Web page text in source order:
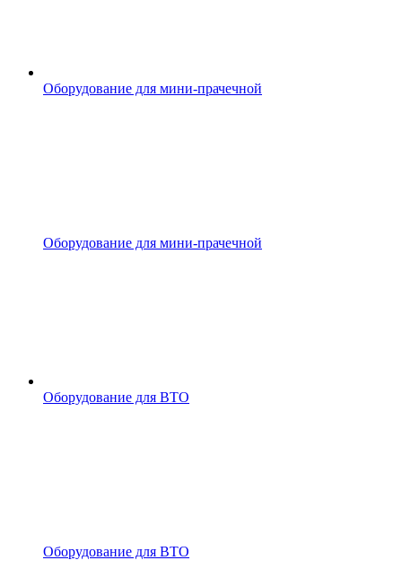
Оборудование для мини-прачечной
Оборудование для мини-прачечной
Оборудование для ВТО
Оборудование для ВТО